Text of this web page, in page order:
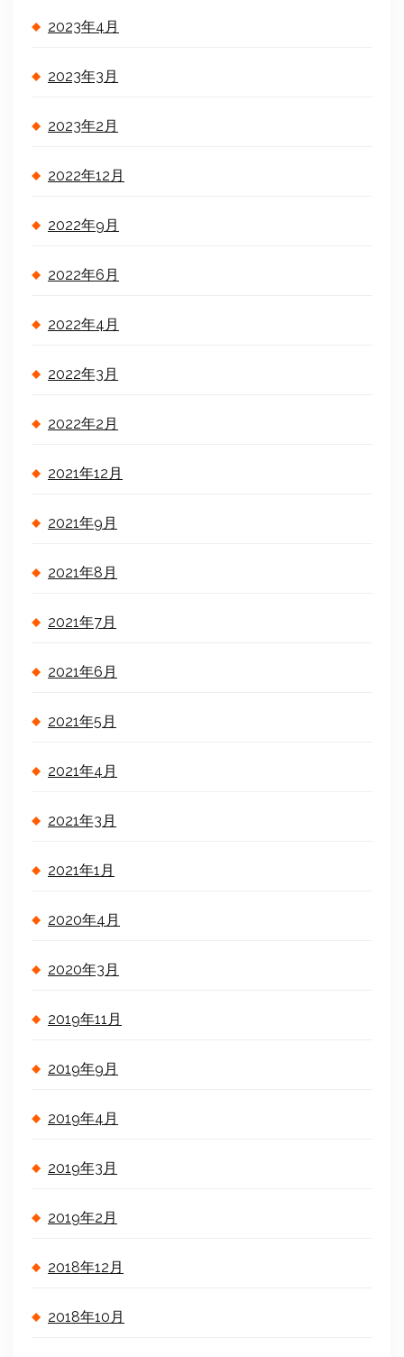
2023年4月
2023年3月
2023年2月
2022年12月
2022年9月
2022年6月
2022年4月
2022年3月
2022年2月
2021年12月
2021年9月
2021年8月
2021年7月
2021年6月
2021年5月
2021年4月
2021年3月
2021年1月
2020年4月
2020年3月
2019年11月
2019年9月
2019年4月
2019年3月
2019年2月
2018年12月
2018年10月